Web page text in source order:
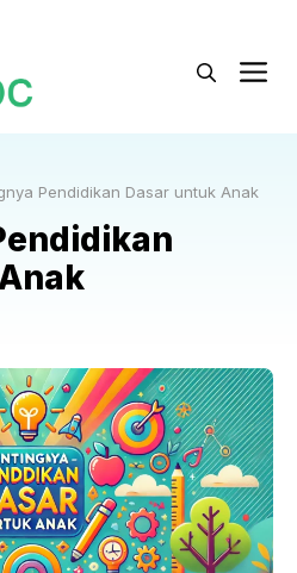
Pendidikan Dasar untuk Anak